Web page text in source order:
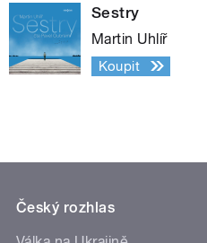
Sestry
Martin Uhlíř
Koupit
Český rozhlas